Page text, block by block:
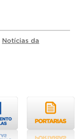
Notícias da